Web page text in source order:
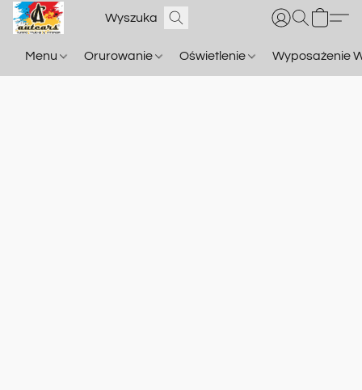
Menu Orurowanie Oświetlenie Wyposażenie